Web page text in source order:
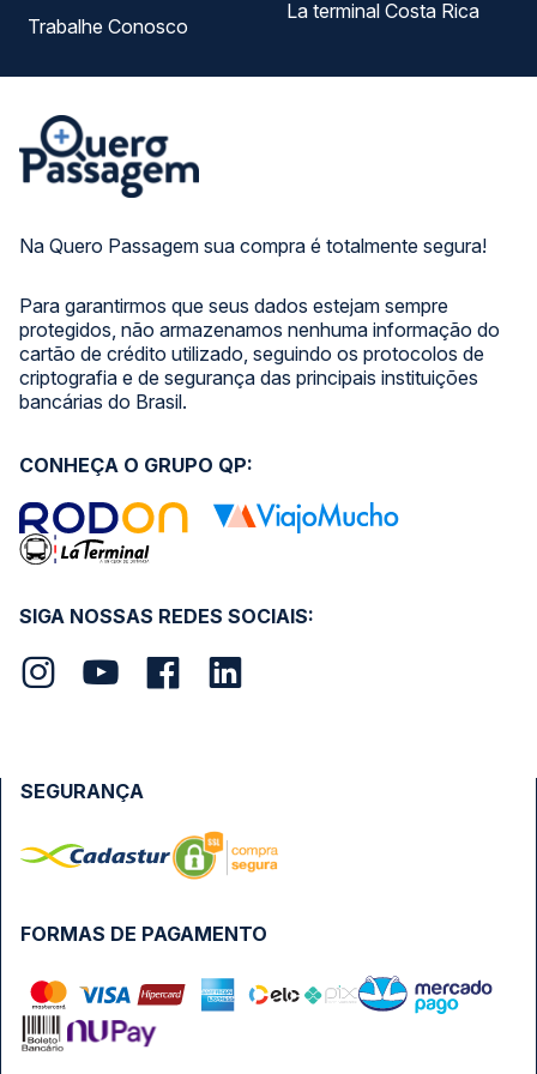
Na Quero Passagem sua compra é totalmente segura!
Para garantirmos que seus dados estejam sempre
protegidos, não armazenamos nenhuma informação do
cartão de crédito utilizado, seguindo os protocolos de
criptografia e de segurança das principais instituições
bancárias do Brasil.
Trabalhe Conosco
La terminal Costa Rica
SIGA NOSSAS REDES SOCIAIS:
CONHEÇA O GRUPO QP:
FORMAS DE PAGAMENTO
SEGURANÇA